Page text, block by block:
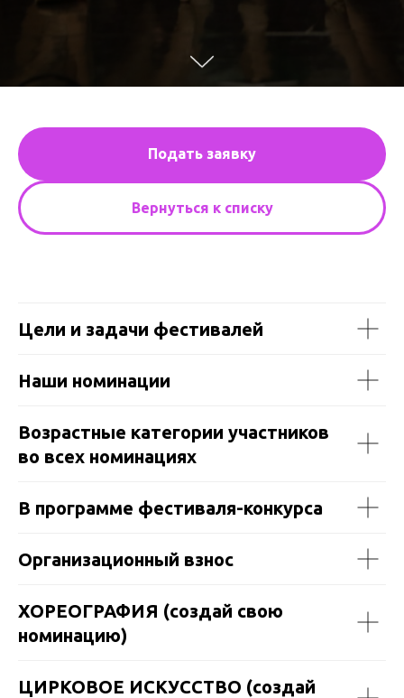
Подать заявку
Вернуться к списку
Цели и задачи фестивалей
Наши номинации
Возрастные категории участников
во всех номинациях
В программе фестиваля-конкурса
Организационный взнос
ХОРЕОГРАФИЯ (создай свою
номинацию)
ЦИРКОВОЕ ИСКУССТВО (создай